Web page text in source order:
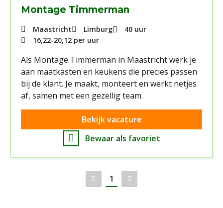
Montage Timmerman
Maastricht Limburg
40 uur
16,22-20,12 per uur
Als Montage Timmerman in Maastricht werk je
aan maatkasten en keukens die precies passen
bij de klant. Je maakt, monteert en werkt netjes
af, samen met een gezellig team.
Bekijk vacature
Bewaar als favoriet
Vorige
1